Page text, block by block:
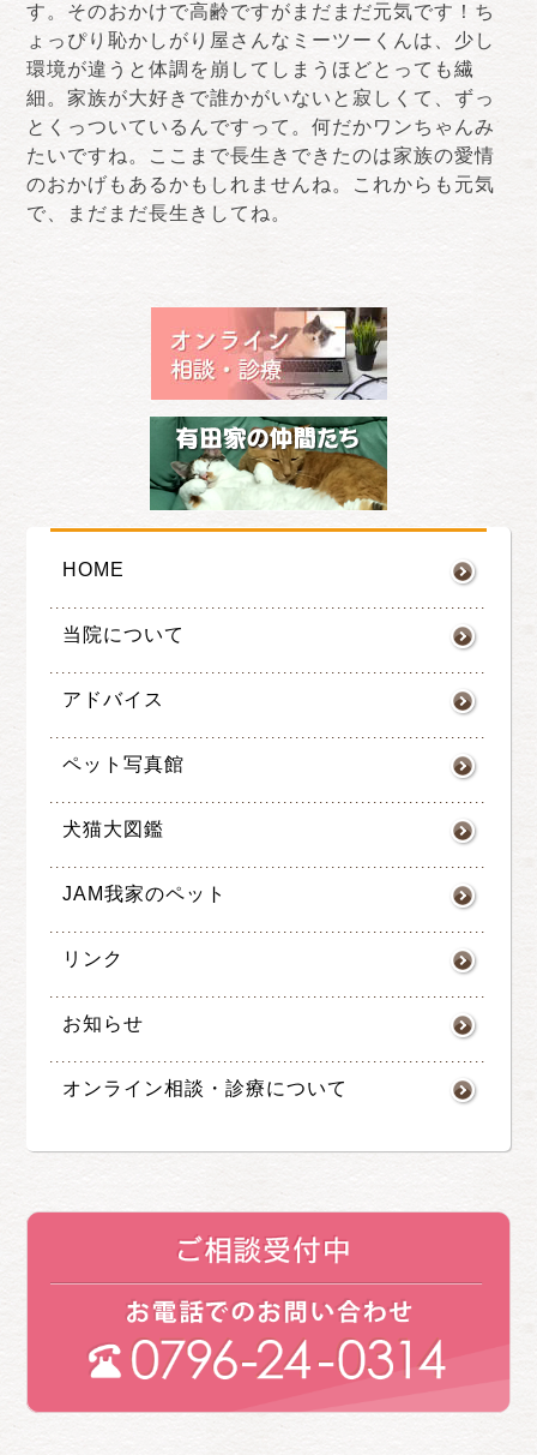
す。そのおかけで高齢ですがまだまだ元気です！ち
ょっぴり恥かしがり屋さんなミーツーくんは、少し
環境が違うと体調を崩してしまうほどとっても繊
細。家族が大好きで誰かがいないと寂しくて、ずっ
とくっついているんですって。何だかワンちゃんみ
たいですね。ここまで長生きできたのは家族の愛情
のおかげもあるかもしれませんね。これからも元気
で、まだまだ長生きしてね。
HOME
当院について
アドバイス
ペット写真館
犬猫大図鑑
JAM我家のペット
リンク
お知らせ
オンライン相談・診療について